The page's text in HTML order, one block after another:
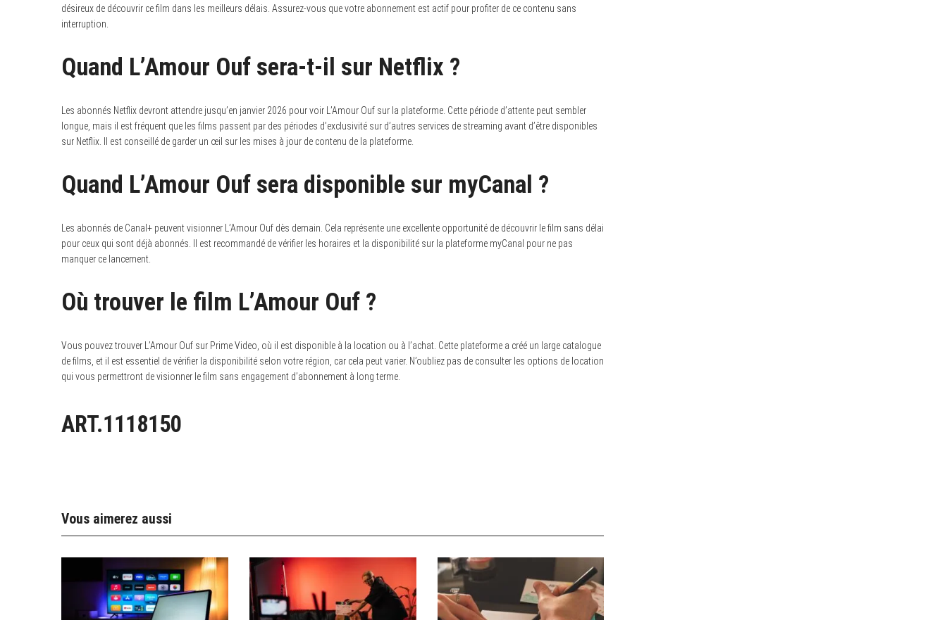
désireux de découvrir ce film dans les meilleurs délais. Assurez-vous que votre abonnement est actif pour profiter de ce contenu sans
interruption.
Quand L’Amour Ouf sera-t-il sur Netflix ?
Les abonnés Netflix devront attendre jusqu’en janvier 2026 pour voir L’Amour Ouf sur la plateforme. Cette période d’attente peut sembler
longue, mais il est fréquent que les films passent par des périodes d’exclusivité sur d’autres services de streaming avant d’être disponibles
sur Netflix. Il est conseillé de garder un œil sur les mises à jour de contenu de la plateforme.
Quand L’Amour Ouf sera disponible sur myCanal ?
Les abonnés de Canal+ peuvent visionner L’Amour Ouf dès demain. Cela représente une excellente opportunité de découvrir le film sans délai
pour ceux qui sont déjà abonnés. Il est recommandé de vérifier les horaires et la disponibilité sur la plateforme myCanal pour ne pas
manquer ce lancement.
Où trouver le film L’Amour Ouf ?
Vous pouvez trouver L’Amour Ouf sur Prime Video, où il est disponible à la location ou à l’achat. Cette plateforme a créé un large catalogue
de films, et il est essentiel de vérifier la disponibilité selon votre région, car cela peut varier. N’oubliez pas de consulter les options de location
qui vous permettront de visionner le film sans engagement d’abonnement à long terme.
ART.1118150
Vous aimerez aussi